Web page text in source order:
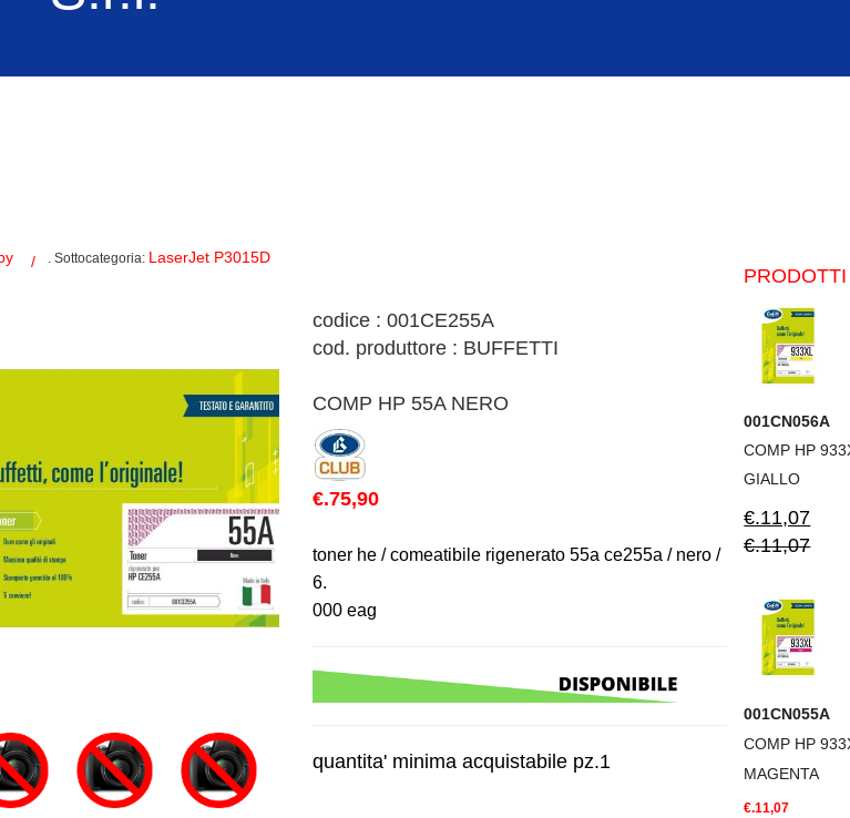
. Sottocategoria: LaserJet P3015D
codice : 001CE255A
cod. produttore : BUFFETTI
COMP HP 55A NERO
€.75,90
toner he / comeatibile rigenerato 55a ce255a / nero /
6.
000 eag
quantita' minima acquistabile pz.1
001CN056A
COMP HP
GIALLO
€.11,07
€.11,07
001CN055A
COMP HP
MAGENTA
€.11,07